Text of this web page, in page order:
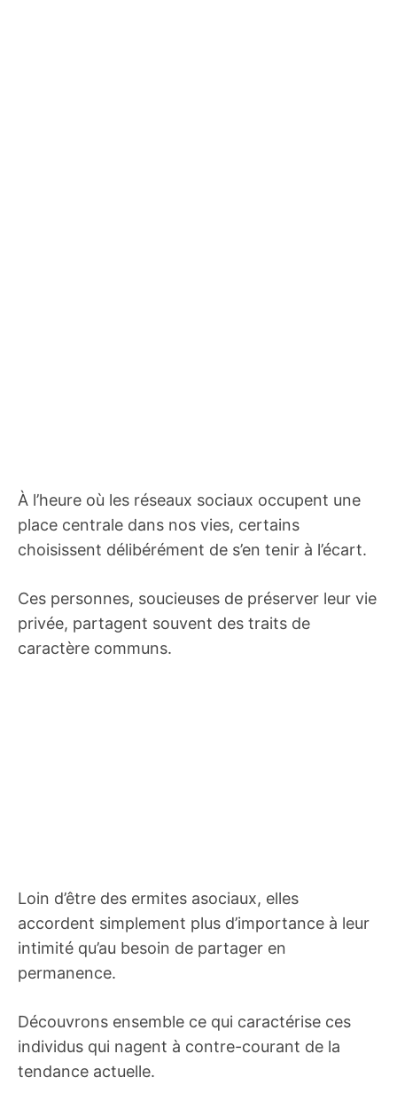
À l’heure où les réseaux sociaux occupent une
place centrale dans nos vies, certains
choisissent délibérément de s’en tenir à l’écart.
Ces personnes, soucieuses de préserver leur vie
privée, partagent souvent des traits de
caractère communs.
Loin d’être des ermites asociaux, elles
accordent simplement plus d’importance à leur
intimité qu’au besoin de partager en
permanence.
Découvrons ensemble ce qui caractérise ces
individus qui nagent à contre-courant de la
tendance actuelle.